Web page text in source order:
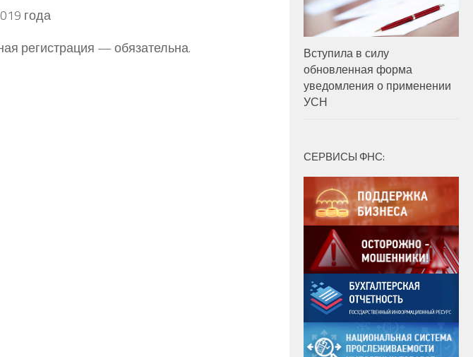
года
регистрация — обязательна.
Вступила в силу
обновленная форма
уведомления о применении
УСН
СЕРВИСЫ ФНС: